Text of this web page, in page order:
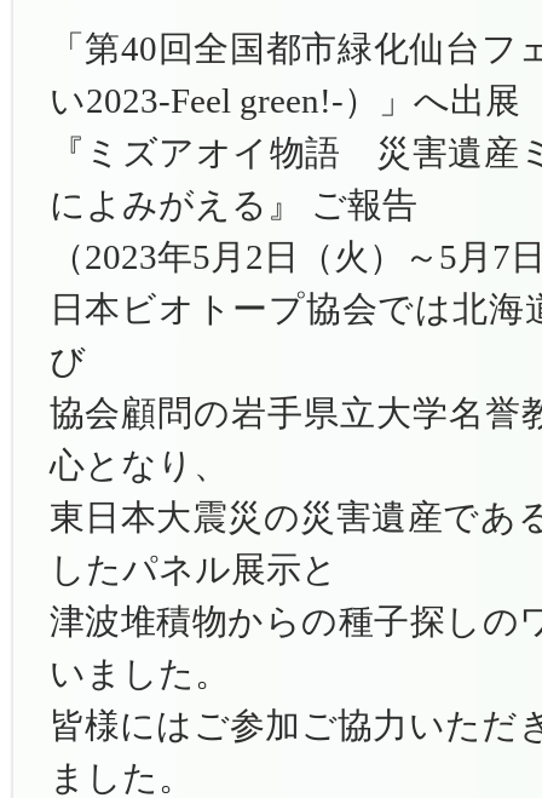
「第40回全国都市緑化仙台
い2023‑Feel green!-）」へ出展
『ミズアオイ物語 災害遺産
によみがえる』 ご報告
（2023年5月2日（火）～5月7
日本ビオトープ協会では北海
び
協会顧問の岩手県立大学名誉
心となり、
東日本大震災の災害遺産であ
したパネル展示と
津波堆積物からの種子探しの
いました。
皆様にはご参加ご協力いただ
ました。